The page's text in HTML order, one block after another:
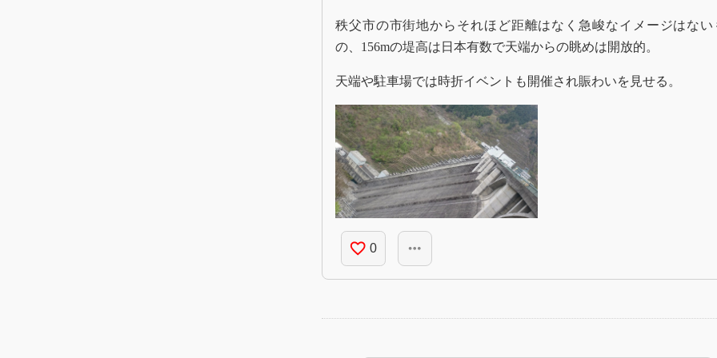
秩父市の市街地からそれほど距離はなく急峻なイメージはない
の、156mの堤高は日本有数で天端からの眺めは開放的。
天端や駐車場では時折イベントも開催され賑わいを見せる。
favorite_border 0 more_horiz